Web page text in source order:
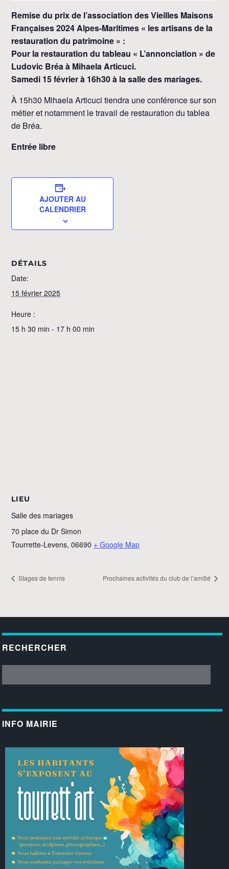
Remise du prix de l’association des Vieilles Maisons
Françaises 2024 Alpes-Maritimes « les artisans de la
restauration du patrimoine » :
Pour la restauration du tableau « L’annonciation » de
Ludovic Bréa à Mihaela Articuci.
Samedi 15 février à 16h30 à la salle des mariages.
À 15h30 Mihaela Articuci tiendra une conférence sur son
métier et notamment le travail de restauration du tablea
de Bréa.
Entrée libre
AJOUTER AU
CALENDRIER
DÉTAILS
Date:
15 février 2025
Heure :
15 h 30 min - 17 h 00 min
LIEU
Salle des mariages
70 place du Dr Simon
Tourrette-Levens, 06690 + Google Map
Stages de tennis Prochaines activités du club de l’amitié
RECHERCHER
INFO MAIRIE